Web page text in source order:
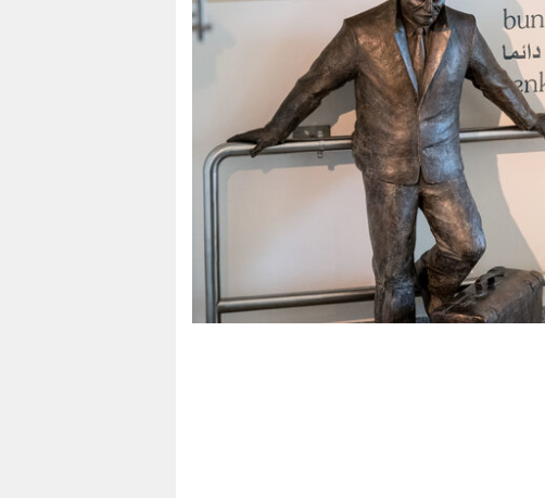
shop
unterstützen
abo
genossenschaft